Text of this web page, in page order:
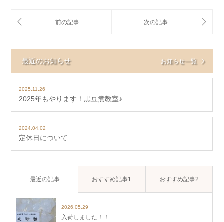
最近のお知らせ お知らせ一覧
2025.11.26
2025年もやります！黒豆煮教室♪
2024.04.02
定休日について
最近の記事 おすすめ記事1 おすすめ記事2
2026.05.29
入荷しました！！